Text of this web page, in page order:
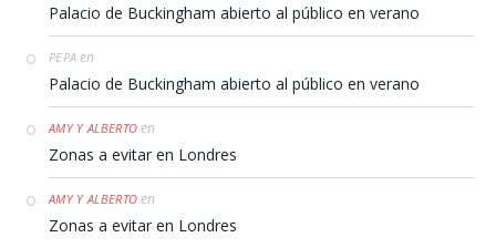
Palacio de Buckingham abierto al público en verano
PEPA en
Palacio de Buckingham abierto al público en verano
AMY Y ALBERTO en
Zonas a evitar en Londres
AMY Y ALBERTO en
Zonas a evitar en Londres